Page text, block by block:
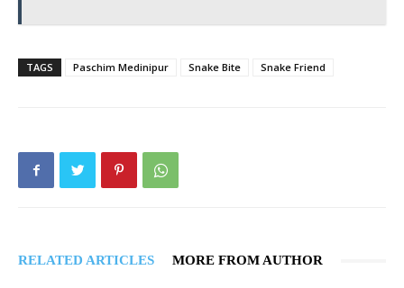
TAGS Paschim Medinipur Snake Bite Snake Friend
RELATED ARTICLES MORE FROM AUTHOR